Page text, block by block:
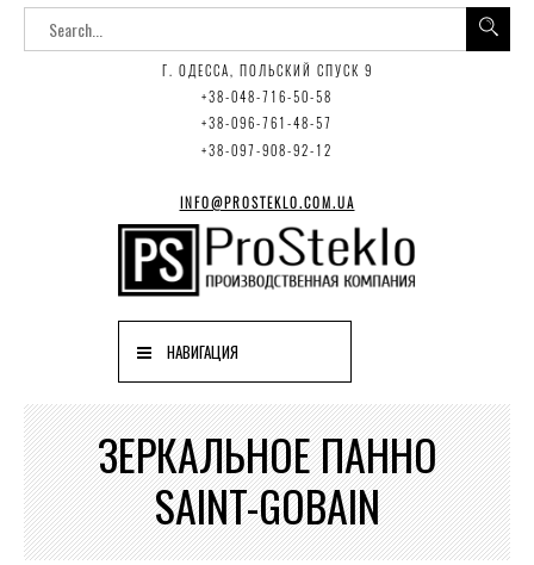
Г. ОДЕССА, ПОЛЬСКИЙ СПУСК 9
+38-048-716-50-58
+38-096-761-48-57
+38-097-908-92-12
INFO@PROSTEKLO.COM.UA
НАВИГАЦИЯ
ЗЕРКАЛЬНОЕ ПАННО
SAINT-GOBAIN